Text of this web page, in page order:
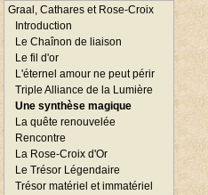
Graal, Cathares et Rose-Croix
Introduction
Le Chaînon de liaison
Le fil d'or
L'éternel amour ne peut périr
Triple Alliance de la Lumière
Une synthèse magique
La quête renouvelée
Rencontre
La Rose-Croix d'Or
Le Trésor Légendaire
Trésor matériel et immatériel